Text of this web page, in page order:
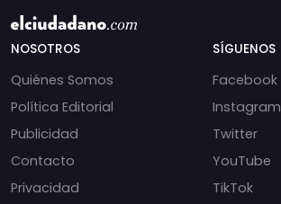
NOSOTROS
Quiénes Somos
Política Editorial
Publicidad
Contacto
Privacidad
SÍGUENOS
Facebook
Instagram
Twitter
YouTube
TikTok